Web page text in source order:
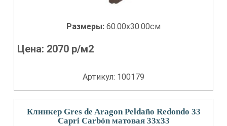
Размеры: 60.00x30.00см
Цена: 2070 р/м2
Артикул: 100179
Клинкер Gres de Aragon Peldaño Redondo 33
Capri Carbón матовая 33x33